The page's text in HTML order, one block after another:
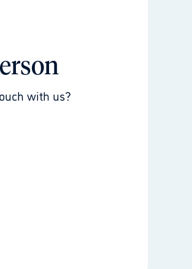
with us?